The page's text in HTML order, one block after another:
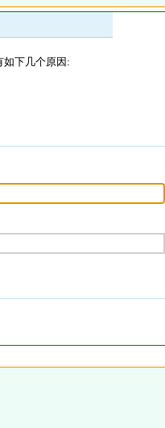
如下几个原因: